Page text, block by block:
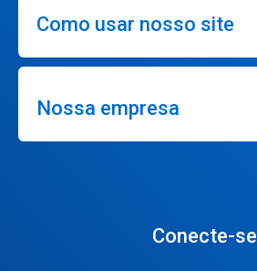
Como usar nosso site
Nossa empresa
Conecte-se